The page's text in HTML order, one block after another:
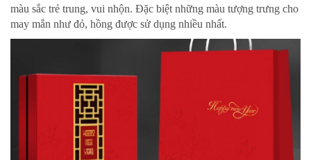
màu sắc trẻ trung, vui nhộn. Đặc biệt những màu tượng trưng cho
may mắn như đỏ, hồng được sử dụng nhiều nhất.